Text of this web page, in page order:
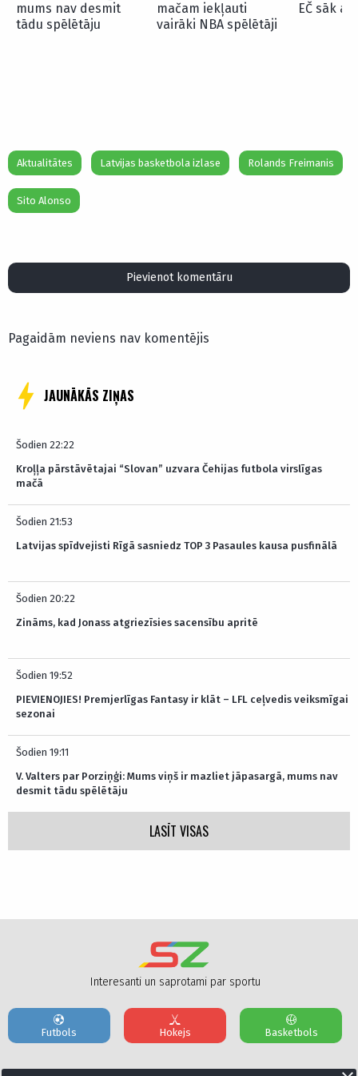
mums nav desmit
tādu spēlētāju
mačam iekļauti
vairāki NBA spēlētāji
EČ sāk ar
Aktualitātes Latvijas basketbola izlase Rolands Freimanis
Sito Alonso
Pievienot komentāru
Pagaidām neviens nav komentējis
JAUNĀKĀS ZIŅAS
Šodien 22:22
Kroļļa pārstāvētajai “Slovan” uzvara Čehijas futbola virslīgas
mačā
Šodien 21:53
Latvijas spīdvejisti Rīgā sasniedz TOP 3 Pasaules kausa pusfinālā
Šodien 20:22
Zināms, kad Jonass atgriezīsies sacensību apritē
Šodien 19:52
PIEVIENOJIES! Premjerlīgas Fantasy ir klāt – LFL ceļvedis veiksmīgai
sezonai
Šodien 19:11
V. Valters par Porziņģi: Mums viņš ir mazliet jāpasargā, mums nav
desmit tādu spēlētāju
LASĪT VISAS
Interesanti un saprotami par sportu
Futbols Hokejs Basketbols